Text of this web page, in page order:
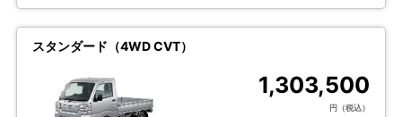
スタンダード（4WD CVT）
1,303,500
円（税込）